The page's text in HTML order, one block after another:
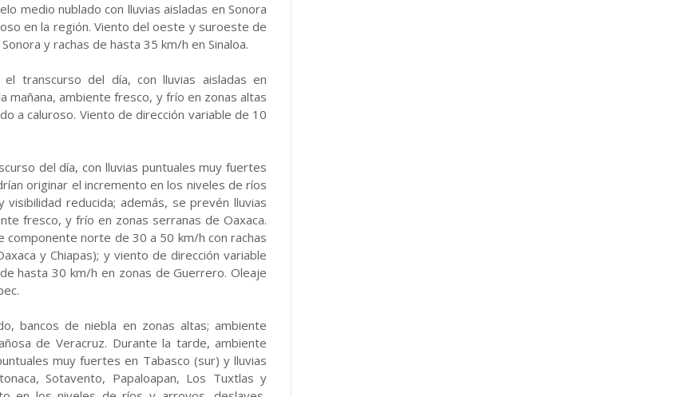
medio nublado con lluvias aisladas en Sonora
en la región. Viento del oeste y suroeste de
y rachas de hasta 35 km/h en Sinaloa.
transcurso del día, con lluvias aisladas en
mañana, ambiente fresco, y frío en zonas altas
a caluroso. Viento de dirección variable de 10
del día, con lluvias puntuales muy fuertes
originar el incremento en los niveles de ríos
reducida; además, se prevén lluvias
fresco, y frío en zonas serranas de Oaxaca.
componente norte de 30 a 50 km/h con rachas
y Chiapas); y viento de dirección variable
hasta 30 km/h en zonas de Guerrero. Oleaje
bancos de niebla en zonas altas; ambiente
de Veracruz. Durante la tarde, ambiente
muy fuertes en Tabasco (sur) y lluvias
Sotavento, Papaloapan, Los Tuxtlas y